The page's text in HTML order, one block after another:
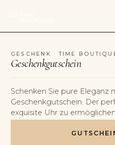
Kollektionen
Uhrenankauf
Service
Geschichte
GESCHENK · TIME
Geschenkgutschein
Schenken Sie pure Eleganz
Geschenkgutschein. Der
exquisite Uhr zu